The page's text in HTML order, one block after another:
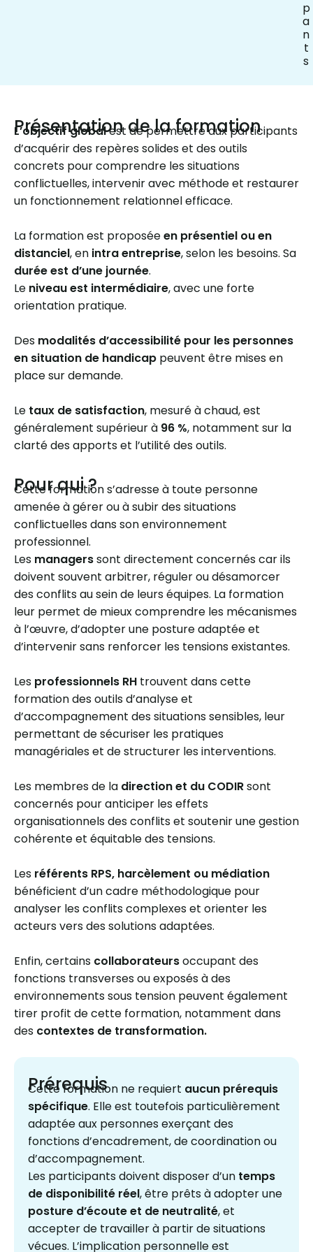
p
a
n
t
s
Présentation de la formation
L’objectif globalest de permettre aux participants
d’acquérir des repères solides et des outils
concrets pour comprendre les situations
conflictuelles, intervenir avec méthode et restaurer
un fonctionnement relationnel efficace.
La formation est proposéeen présentiel ou en
distanciel, en intra entreprise, selon les besoins. Sa
durée est d’une journée.
Le niveau est intermédiaire, avec une forte
orientation pratique.
Des modalités d’accessibilité pour les personnes
en situation de handicap peuvent être mises en
place sur demande.
Le taux de satisfaction, mesuré à chaud, est
généralement supérieur à 96 %, notamment sur la
clarté des apports et l’utilité des outils.
Pour qui ?
Cette formation s’adresse à toute personne
amenée à gérer ou à subir des situations
conflictuelles dans son environnement
professionnel.
Les managerssont directement concernés car ils
doivent souvent arbitrer, réguler ou désamorcer
des conflits au sein de leurs équipes. La formation
leur permet de mieux comprendre les mécanismes
à l’œuvre, d’adopter une posture adaptée et
d’intervenir sans renforcer les tensions existantes.
Les professionnels RH trouvent dans cette
formation des outils d’analyse et
d’accompagnement des situations sensibles, leur
permettant de sécuriser les pratiques
managériales et de structurer les interventions.
Les membres de la direction et du CODIRsont
concernés pour anticiper les effets
organisationnels des conflits et soutenir une gestion
cohérente et équitable des tensions.
Les référents RPS, harcèlement ou médiation
bénéficient d’un cadre méthodologique pour
analyser les conflits complexes et orienter les
acteurs vers des solutions adaptées.
Enfin, certains collaborateursoccupant des
fonctions transverses ou exposés à des
environnements sous tension peuvent également
tirer profit de cette formation, notamment dans
des contextes de transformation.
Prérequis
Cette formation ne requiert aucun prérequis
spécifique. Elle est toutefois particulièrement
adaptée aux personnes exerçant des
fonctions d’encadrement, de coordination ou
d’accompagnement.
Les participants doivent disposer d’un temps
de disponibilité réel, être prêts à adopter une
posture d’écoute et de neutralité, et
accepter de travailler à partir de situations
vécues. L’implication personnelle est